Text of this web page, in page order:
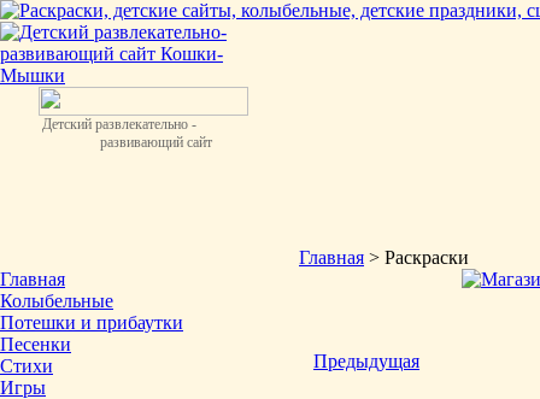
Детский развлекательно -
развивающий сайт
Главная
Колыбельные
Потешки и прибаутки
Песенки
Стихи
Игры
Главная > Раскраски
Предыдущая